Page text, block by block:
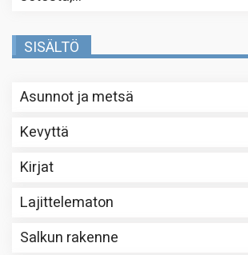
SISÄLTÖ
Asunnot ja metsä
Kevyttä
Kirjat
Lajittelematon
Salkun rakenne